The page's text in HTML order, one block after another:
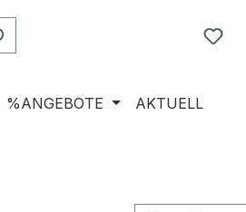
%ANGEBOTE AKTUELL